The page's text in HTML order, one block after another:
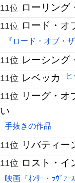
11位 ローリング
11位 ロード・オ
『ロード・オブ・
11位 レーシング
11位 レベッカ
11位 リーグ・オ
い
手抜きの作品
11位 リバティー
11位 ロスト・イ
映画『ｵﾝﾘｰ・ﾗｳﾞｧｰ